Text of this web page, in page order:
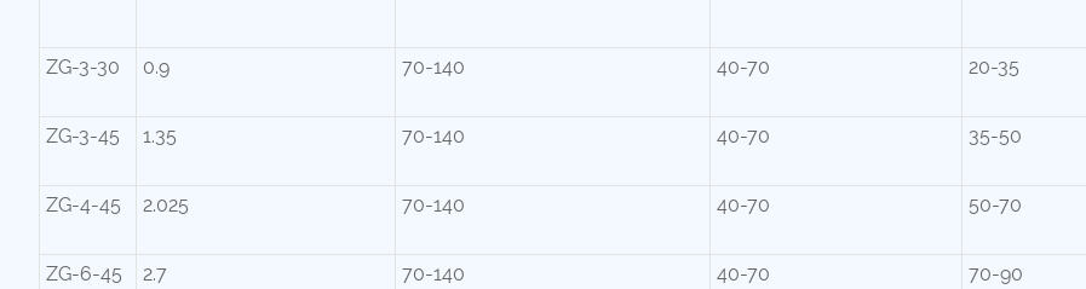
ZG-3-30
0.9 70-140 40-70 20-35
ZG-3-45 1.35 70-140 40-70 35-50
ZG-4-45 2.025 70-140 40-70 50-70
ZG-6-45 2.7 70-140 40-70 70-90